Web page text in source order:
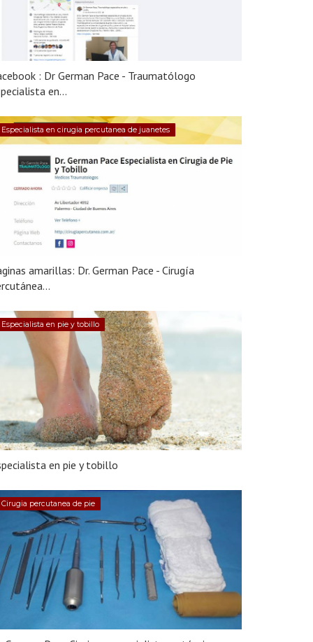
: Dr German Pace - Traumatólogo
en...
Especialista en cirugia percutanea de juanetes
amarillas: Dr. German Pace - Cirugía
Especialista en pie y tobillo
en pie y tobillo
Cirugia percutanea de pie